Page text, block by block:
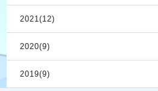
2021(12)
2020(9)
2019(9)